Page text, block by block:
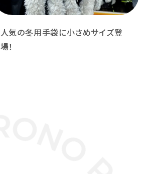
人気の冬用手袋に小さめサイズ登
場！